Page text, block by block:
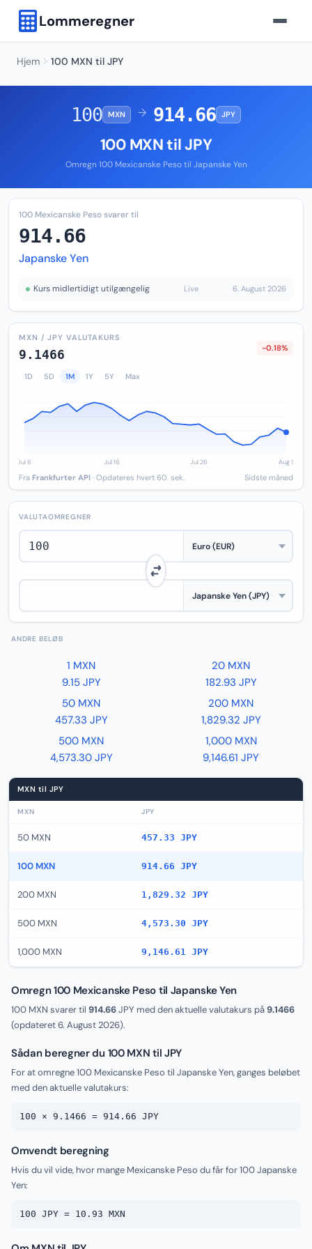
Lommeregner
Hjem 100 MXN til JPY
100 MXN → 914.66 JPY
100 MXN til JPY
Omregn 100 Mexicanske Peso til Japanske Yen
100 Mexicanske Peso svarer til
914.66
Japanske Yen
Kurs midlertidigt utilgængelig Live 6. August 2026
MXN / JPY VALUTAKURS
9.1466 -0.18%
1D 5D 1M 1Y 5Y Max
Fra Frankfurter API · Opdateres hvert 60. sek. Sidste måned
VALUTAOMREGNER
ANDRE BELØB
1 MXN
9.15 JPY
20 MXN
182.93 JPY
50 MXN
457.33 JPY
200 MXN
1,829.32 JPY
500 MXN
4,573.30 JPY
1,000 MXN
9,146.61 JPY
MXN til JPY
MXN JPY
50 MXN 457.33 JPY
100 MXN 914.66 JPY
200 MXN 1,829.32 JPY
500 MXN 4,573.30 JPY
1,000 MXN 9,146.61 JPY
Omregn 100 Mexicanske Peso til Japanske Yen
100 MXN svarer til 914.66JPY med den aktuelle valutakurs på9.1466
(opdateret6. August 2026).
Sådan beregner du 100 MXN til JPY
For at omregne 100 Mexicanske Peso til Japanske Yen, ganges beløbet
med den aktuelle valutakurs:
100 × 9.1466 = 914.66 JPY
Omvendt beregning
Hvis du vil vide, hvor mange Mexicanske Peso du får for 100 Japanske
Yen:
100 JPY = 10.93 MXN